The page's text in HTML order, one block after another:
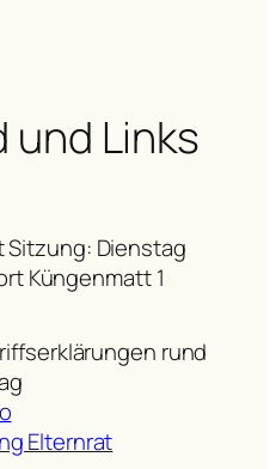
und Links
Sitzung: Dienstag
Küngenmatt 1
rund
Elternrat